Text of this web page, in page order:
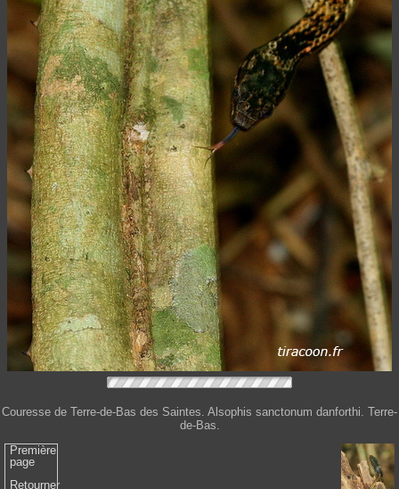
Couresse de Terre-de-Bas des Saintes. Alsophis sanctonum danforthi. Terre-
de-Bas.
Première
page
Retourner